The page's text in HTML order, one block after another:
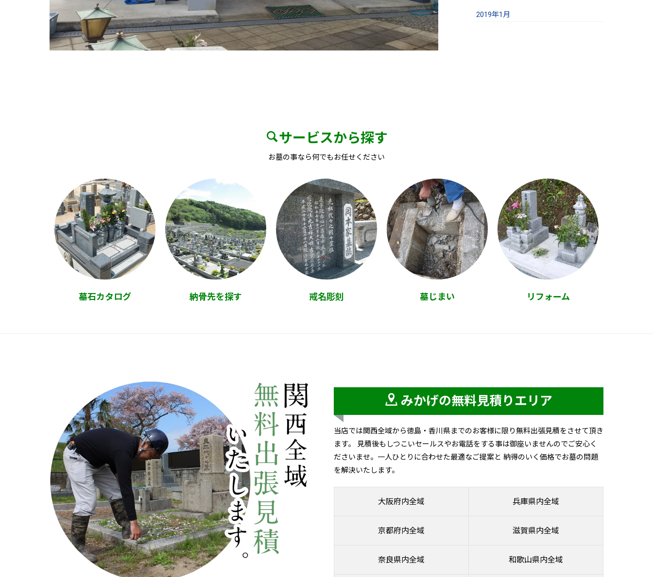
2019年1月
サービスから探す
お墓の事なら何でもお任せください
墓石カタログ 納骨先を探す 戒名彫刻 墓じまい リフォーム
みかげの無料見積りエリア
当店では関西全域から徳島・香川県までのお客様に限り無料出張見積をさせて頂き
ます。 見積後もしつこいセールスやお電話をする事は御座いませんのでご安心く
ださいませ。一人ひとりに合わせた最適なご提案と 納得のいく価格でお墓の問題
を解決いたします。
大阪府内全域 兵庫県内全域
京都府内全域 滋賀県内全域
奈良県内全域 和歌山県内全域